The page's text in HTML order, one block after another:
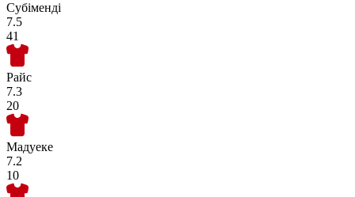
Субіменді
7.5
41
Райс
7.3
20
Мадуеке
7.2
10